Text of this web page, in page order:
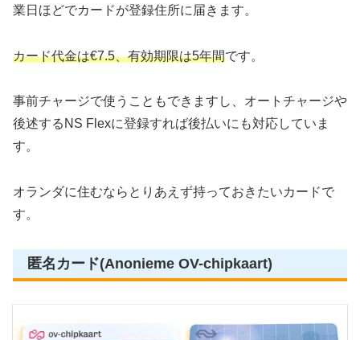
業日ほどでカードが登録住所に届きます。
カード代金は€7.5、有効期限は5年間です。
事前チャージで使うこともできますし、オートチャージや
後述するNS Flexに登録すれば後払いにも対応していま
す。
オランダに住むならとりあえず持っておきたいカードで
す。
匿名カード(Anonieme OV-chipkaart)